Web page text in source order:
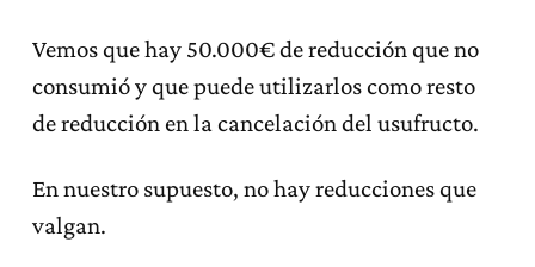
Vemos que hay 50.000€ de reducción que no
consumió y que puede utilizarlos como resto
de reducción en la cancelación del usufructo.
En nuestro supuesto, no hay reducciones que
valgan.